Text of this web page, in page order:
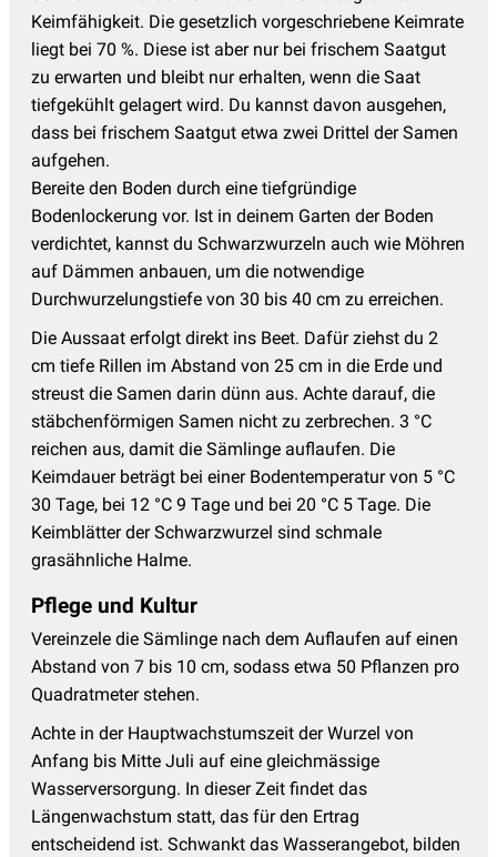
Keimfähigkeit. Die gesetzlich vorgeschriebene Keimrate
liegt bei 70 %. Diese ist aber nur bei frischem Saatgut
zu erwarten und bleibt nur erhalten, wenn die Saat
tiefgekühlt gelagert wird. Du kannst davon ausgehen,
dass bei frischem Saatgut etwa zwei Drittel der Samen
aufgehen.
Bereite den Boden durch eine tiefgründige
Bodenlockerung vor. Ist in deinem Garten der Boden
verdichtet, kannst du Schwarzwurzeln auch wie Möhren
auf Dämmen anbauen, um die notwendige
Durchwurzelungstiefe von 30 bis 40 cm zu erreichen.
Die Aussaat erfolgt direkt ins Beet. Dafür ziehst du 2
cm tiefe Rillen im Abstand von 25 cm in die Erde und
streust die Samen darin dünn aus. Achte darauf, die
stäbchenförmigen Samen nicht zu zerbrechen. 3 °C
reichen aus, damit die Sämlinge auflaufen. Die
Keimdauer beträgt bei einer Bodentemperatur von 5 °C
30 Tage, bei 12 °C 9 Tage und bei 20 °C 5 Tage. Die
Keimblätter der Schwarzwurzel sind schmale
grasähnliche Halme.
Pflege und Kultur
Vereinzele die Sämlinge nach dem Auflaufen auf einen
Abstand von 7 bis 10 cm, sodass etwa 50 Pflanzen pro
Quadratmeter stehen.
Achte in der Hauptwachstumszeit der Wurzel von
Anfang bis Mitte Juli auf eine gleichmässige
Wasserversorgung. In dieser Zeit findet das
Längenwachstum statt, das für den Ertrag
entscheidend ist. Schwankt das Wasserangebot, bilden